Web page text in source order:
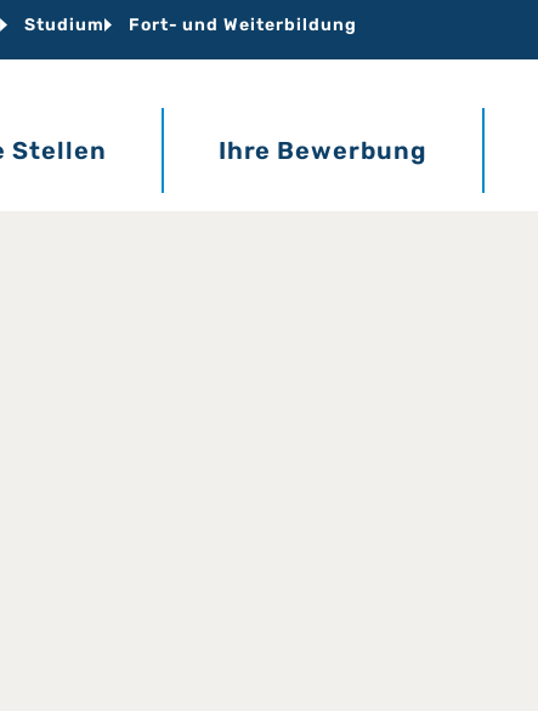
Studium Fort- und Weiterbildung
Stellen Ihre Bewerbung